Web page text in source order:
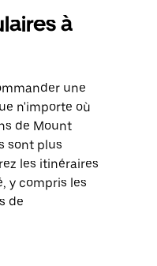
à
une
n'importe où
de Mount
sont plus
les itinéraires
y compris les
de